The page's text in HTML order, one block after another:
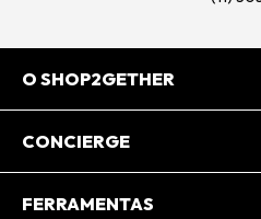
O SHOP2GETHER
Sobre Nós
CONCIERGE
Central de Relacionamento
FERRAMENTAS